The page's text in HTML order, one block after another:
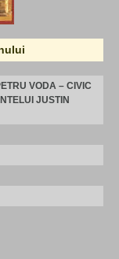
VODA – CIVIC
JUSTIN